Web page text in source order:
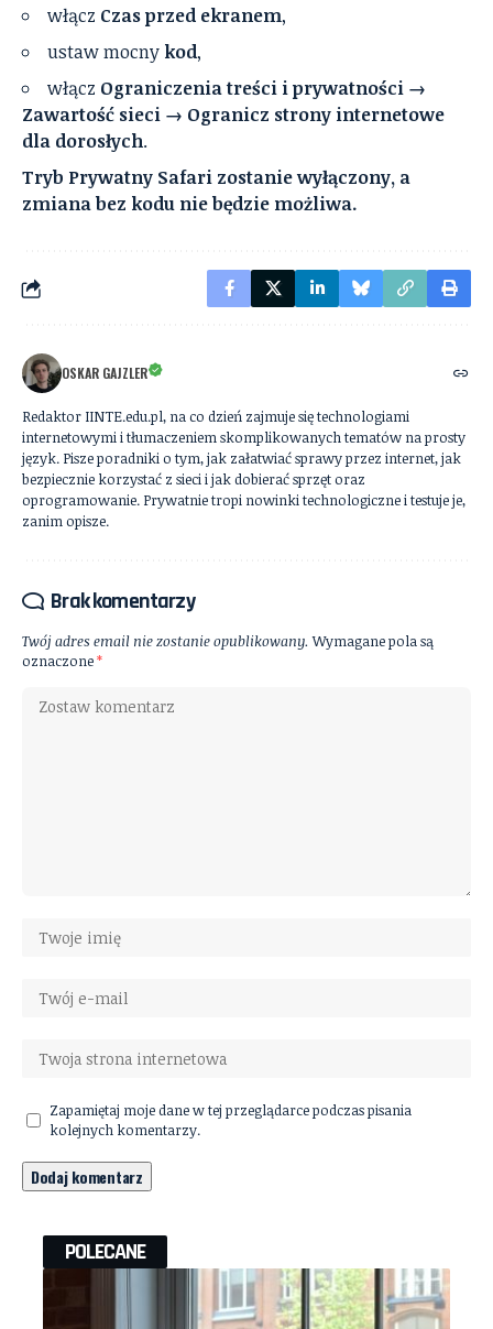
włącz Czas przed ekranem,
ustaw mocny kod,
włącz Ograniczenia treści i prywatności →
Zawartość sieci → Ogranicz strony internetowe
dla dorosłych.
Tryb Prywatny Safari zostanie wyłączony, a
zmiana bez kodu nie będzie możliwa.
OSKAR GAJZLER
Redaktor IINTE.edu.pl, na co dzień zajmuje się technologiami
internetowymi i tłumaczeniem skomplikowanych tematów na prosty
język. Pisze poradniki o tym, jak załatwiać sprawy przez internet, jak
bezpiecznie korzystać z sieci i jak dobierać sprzęt oraz
oprogramowanie. Prywatnie tropi nowinki technologiczne i testuje je,
zanim opisze.
Brak komentarzy
Twój adres email nie zostanie opublikowany. Wymagane pola są
oznaczone*
Zapamiętaj moje dane w tej przeglądarce podczas pisania
kolejnych komentarzy.
POLECANE